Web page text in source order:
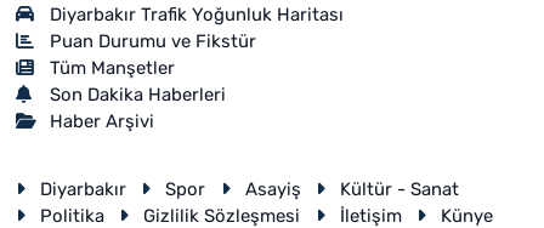
Diyarbakır Trafik Yoğunluk Haritası
Puan Durumu ve Fikstür
Tüm Manşetler
Son Dakika Haberleri
Haber Arşivi
Diyarbakır Spor Asayiş
Kültür - Sanat
Politika
Gizlilik Sözleşmesi İletişim Künye